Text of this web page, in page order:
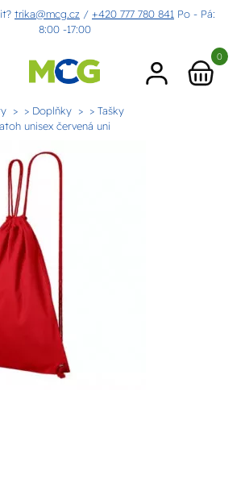
trika@mcg.cz / +420 777 780 841 Po - Pá:
8:00 -17:00
0
> Doplňky
> Tašky
unisex červená uni